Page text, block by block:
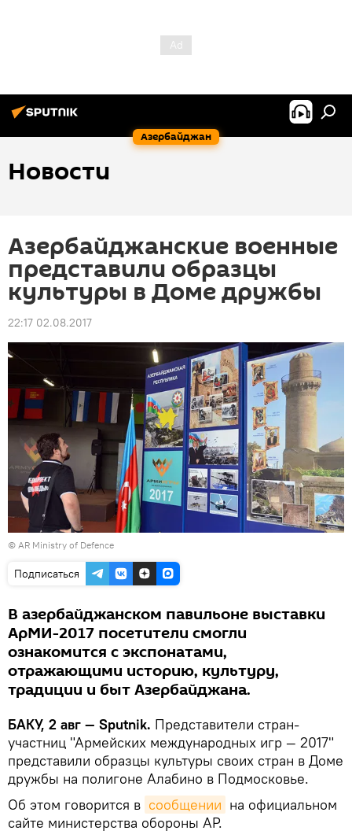
Азербайджан
Новости
Азербайджанские военные
представили образцы
культуры в Доме дружбы
22:17 02.08.2017
© AR Ministry of Defence
Подписаться
В азербайджанском павильоне выставки
АрМИ-2017 посетители смогли
ознакомится с экспонатами,
отражающими историю, культуру,
традиции и быт Азербайджана.
БАКУ, 2 авг — Sputnik. Представители стран-
участниц "Армейских международных игр — 2017"
представили образцы культуры своих стран в Доме
дружбы на полигоне Алабино в Подмосковье.
Об этом говорится в сообщении на официальном
сайте министерства обороны АР.